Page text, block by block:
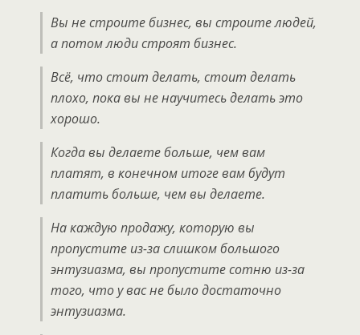
Вы не строите бизнес, вы строите людей,
а потом люди строят бизнес.
Всё, что стоит делать, стоит делать
плохо, пока вы не научитесь делать это
хорошо.
Когда вы делаете больше, чем вам
платят, в конечном итоге вам будут
платить больше, чем вы делаете.
На каждую продажу, которую вы
пропустите из-за слишком большого
энтузиазма, вы пропустите сотню из-за
того, что у вас не было достаточно
энтузиазма.